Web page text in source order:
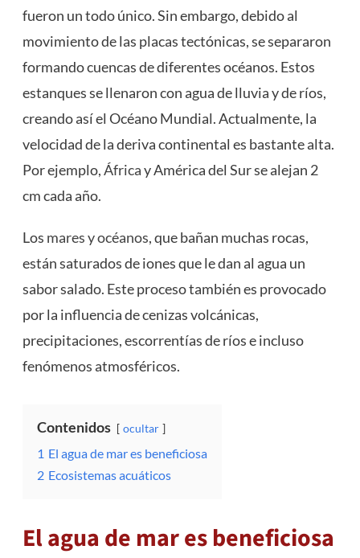
fueron un todo único. Sin embargo, debido al
movimiento de las placas tectónicas, se separaron
formando cuencas de diferentes océanos. Estos
estanques se llenaron con agua de lluvia y de ríos,
creando así el Océano Mundial. Actualmente, la
velocidad de la deriva continental es bastante alta.
Por ejemplo,Áfricay América del Sur se alejan 2
cm cada año.
Los mares y océanos, que bañan muchas rocas,
están saturados de iones que le dan al agua un
sabor salado. Este proceso también es provocado
por la influencia de cenizas volcánicas,
precipitaciones, escorrentías de ríos e incluso
fenómenos atmosféricos.
Contenidos ocultar
1 El agua de mar es beneficiosa
2 Ecosistemas acuáticos
El agua de mar es beneficiosa